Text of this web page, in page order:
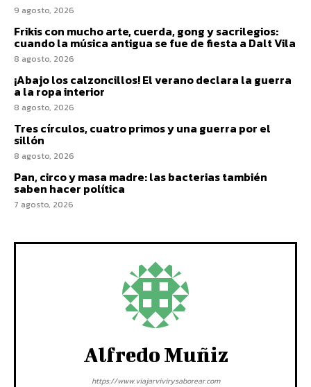
9 agosto, 2026
Frikis con mucho arte, cuerda, gong y sacrilegios:
cuando la música antigua se fue de fiesta a Dalt Vila
8 agosto, 2026
¡Abajo los calzoncillos! El verano declara la guerra
a la ropa interior
8 agosto, 2026
Tres círculos, cuatro primos y una guerra por el
sillón
8 agosto, 2026
Pan, circo y masa madre: las bacterias también
saben hacer política
7 agosto, 2026
Alfredo Muñiz
https://www.viajarvivirysaborear.com